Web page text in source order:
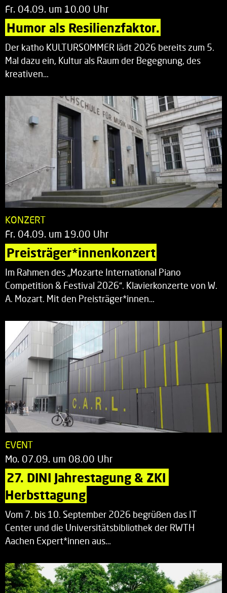
Fr. 04.09. um 10.00 Uhr
Humor als Resilienzfaktor.
Der katho KULTURSOMMER lädt 2026 bereits zum 5.
Mal dazu ein, Kultur als Raum der Begegnung, des
kreativen…
KONZERT
Fr. 04.09. um 19.00 Uhr
Preisträger*innenkonzert
Im Rahmen des „Mozarte International Piano
Competition & Festival 2026“. Klavierkonzerte von W.
A. Mozart. Mit den Preisträger*innen…
EVENT
Mo. 07.09. um 08.00 Uhr
27. DINI Jahrestagung & ZKI
Herbsttagung
Vom 7. bis 10. September 2026 begrüßen das IT
Center und die Universitätsbibliothek der RWTH
Aachen Expert*innen aus…